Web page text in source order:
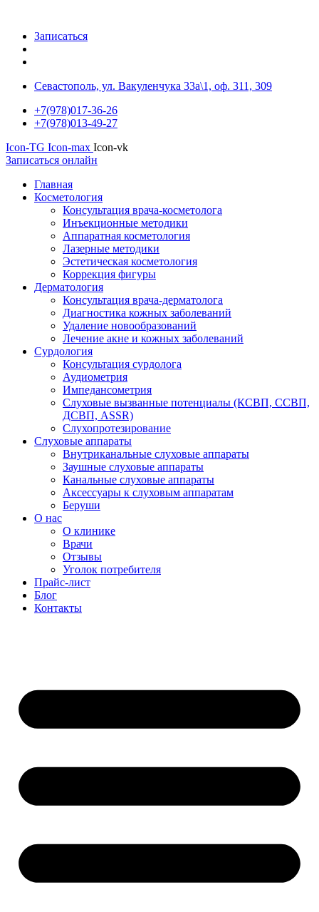
Записаться
Севастополь, ул. Вакуленчука 33а\1, оф. 311, 309
+7(978)017-36-26
+7(978)013-49-27
Icon-TG Icon-max Icon-vk
Записаться онлайн
Главная
Косметология
Консультация врача-косметолога
Инъекционные методики
Аппаратная косметология
Лазерные методики
Эстетическая косметология
Коррекция фигуры
Дерматология
Консультация врача-дерматолога
Диагностика кожных заболеваний
Удаление новообразований
Лечение акне и кожных заболеваний
Сурдология
Консультация сурдолога
Аудиометрия
Импедансометрия
Слуховые вызванные потенциалы (КСВП, ССВП,
ДСВП, ASSR)
Слухопротезирование
Слуховые аппараты
Внутриканальные слуховые аппараты
Заушные слуховые аппараты
Канальные слуховые аппараты
Аксессуары к слуховым аппаратам
Беруши
О нас
О клинике
Врачи
Отзывы
Уголок потребителя
Прайс-лист
Блог
Контакты